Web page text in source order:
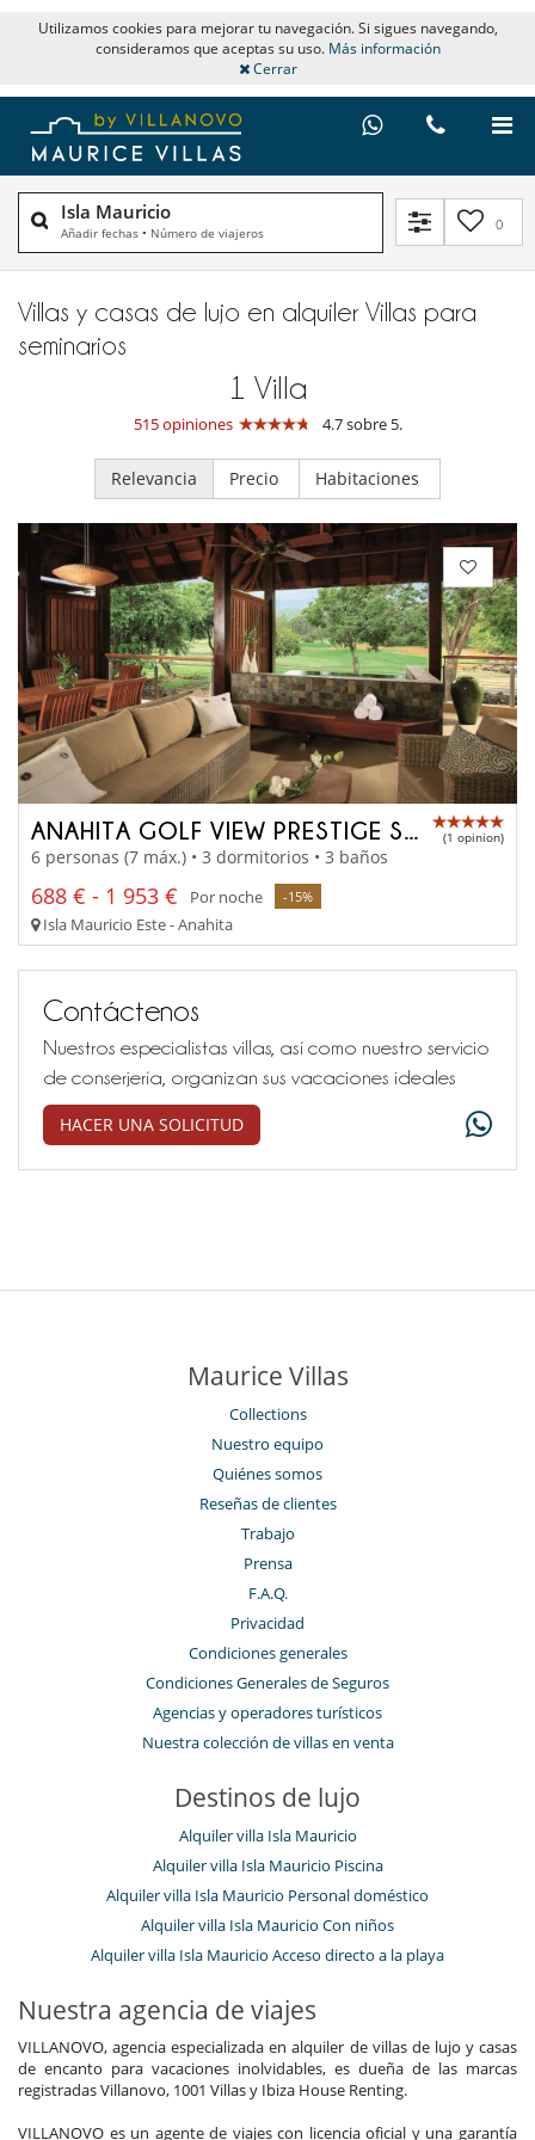
Utilizamos cookies para mejorar tu navegación. Si sigues navegando,
consideramos que aceptas su uso. Más información
Cerrar
Isla Mauricio
Añadir fechas • Número de viajeros 0
Villas y casas de lujo en alquiler​ Villas para
seminarios
1 Villa
515 opiniones 4.7 sobre 5.
Relevancia Precio Habitaciones
ANAHITA GOLF VIEW PRESTIGE SUITE (1 opinion)
6 personas (7 máx.) • 3 dormitorios • 3 baños
688 € - 1 953 € Por noche -15%
Isla Mauricio Este - Anahita
Contáctenos
Nuestros especialistas villas, así como nuestro servicio
de conserjería, organizan sus vacaciones ideales
HACER UNA SOLICITUD
Maurice Villas
Collections
Nuestro equipo
Quiénes somos
Reseñas de clientes
Trabajo
Prensa
F.A.Q.
Privacidad
Condiciones generales
Condiciones Generales de Seguros
Agencias y operadores turísticos
Nuestra colección de villas en venta
Destinos de lujo
Alquiler villa Isla Mauricio
Alquiler villa Isla Mauricio Piscina
Alquiler villa Isla Mauricio Personal doméstico
Alquiler villa Isla Mauricio Con niños
Alquiler villa Isla Mauricio Acceso directo a la playa
Nuestra agencia de viajes
VILLANOVO, agencia especializada en alquiler de villas de lujo y casas
de encanto para vacaciones inolvidables, es dueña de las marcas
registradas Villanovo, 1001 Villas y Ibiza House Renting.
VILLANOVO es un agente de viajes con licencia oficial y una garantía